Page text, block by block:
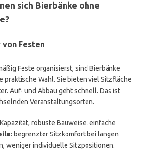
sich Bierbänke ohne
Festen
Feste organisierst, sind Bierbänke
praktische Wahl. Sie bieten viel Sitzfläche
Auf- und Abbau geht schnell. Das ist
Veranstaltungsorten.
robuste Bauweise, einfache
: begrenzter Sitzkomfort bei langen
weniger individuelle Sitzpositionen.